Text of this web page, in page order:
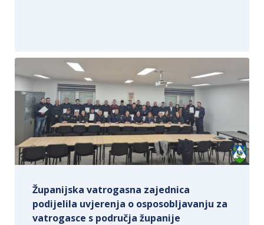
Županijska vatrogasna zajednica
podijelila uvjerenja o osposobljavanju za
vatrogasce s područja županije